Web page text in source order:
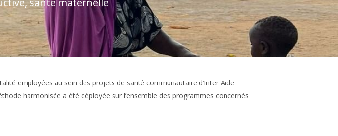
santé maternelle
employées au sein des projets de santé communautaire d’Inter Aide
harmonisée a été déployée sur l’ensemble des programmes concernés